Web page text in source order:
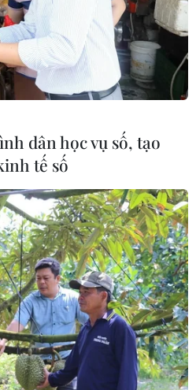
Vietnam+)
(Vietnam+)
dân học vụ số, tạo
tế số